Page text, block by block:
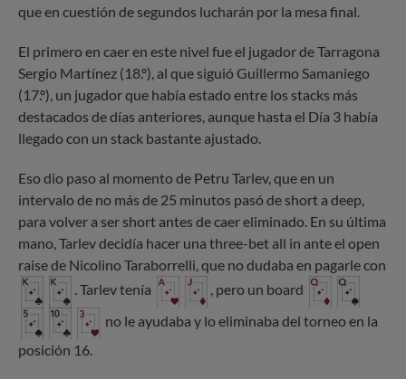
que en cuestión de segundos lucharán por la mesa final.
El primero en caer en este nivel fue el jugador de Tarragona
Sergio Martínez (18.º), al que siguió Guillermo Samaniego
(17.º), un jugador que había estado entre los stacks más
destacados de días anteriores, aunque hasta el Día 3 había
llegado con un stack bastante ajustado.
Eso dio paso al momento de Petru Tarlev, que en un
intervalo de no más de 25 minutos pasó de short a deep,
para volver a ser short antes de caer eliminado. En su última
mano, Tarlev decidía hacer una three-bet all in ante el open
raise de Nicolino Taraborrelli, que no dudaba en pagarle con
. Tarlev tenía
, pero un board
no le ayudaba y lo eliminaba del torneo en la
posición 16.